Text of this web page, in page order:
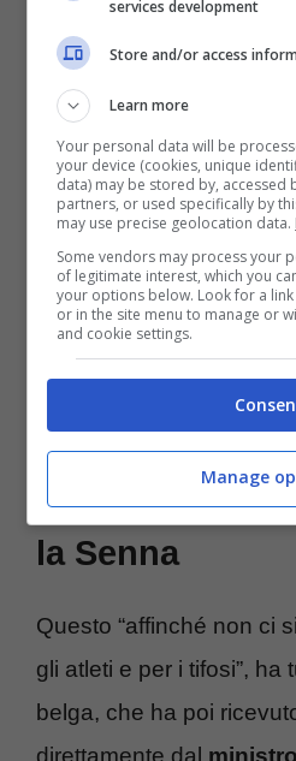
comunicato nel quale
duramente, che in
dei Giochi sarebbe
definiscano tutto per il
principio. Il riferimento è
gare e degli allenamenti,
della competizione, con
al “dettaglio”, per nulla
Caos
la Senna
Questo “affinché non ci
gli atleti e per i tifosi”, ha
belga, che ha poi
direttamente dal
services development
Store and/or access
Learn more
Your personal data will be
your device (cookies, unique
data) may be stored by, accessed
partners, or used specifically by
may use precise geolocation data.
Some vendors may process your
of legitimate interest, which you
your options below. Look for a
or in the site menu to manage or
and cookie settings.
Manage